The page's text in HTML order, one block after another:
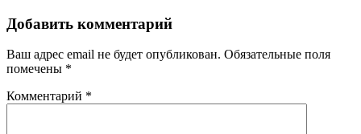
Добавить комментарий
Ваш адрес email не будет опубликован. Обязательные поля
помечены *
Комментарий *